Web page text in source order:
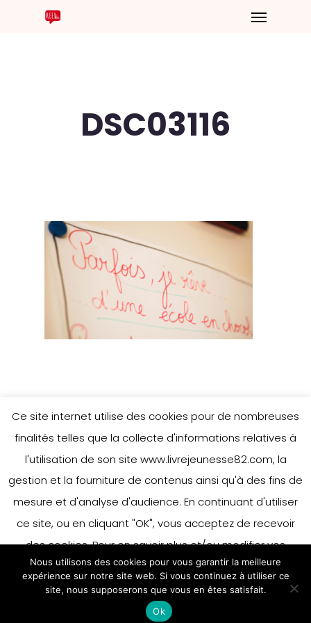
DSC03116
Ce site internet utilise des cookies pour de nombreuses
finalités telles que la collecte d'informations relatives à
l'utilisation de son site www.livrejeunesse82.com, la
gestion et la fourniture de contenus ainsi qu'à des fins de
mesure et d'analyse d'audience. En continuant d'utiliser
ce site, ou en cliquant "OK", vous acceptez de recevoir
des cookies. Pour en savoir plus et/ou modifier vos
préférences en matière de cookies, merci de vous référer
à notre politique sur les cookies.
Accepter
En savoir plus
Nous utilisons des cookies pour vous garantir la meilleure
expérience sur notre site web. Si vous continuez à utiliser ce
site, nous supposerons que vous en êtes satisfait.
Ok